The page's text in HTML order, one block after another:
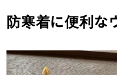
防寒着に便利な